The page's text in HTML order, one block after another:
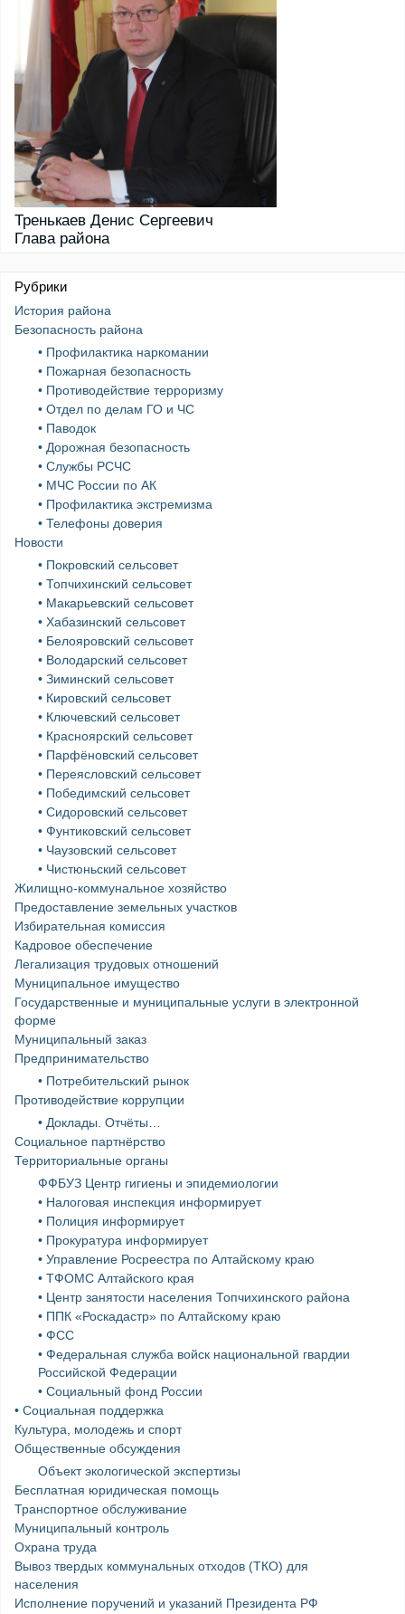
Тренькаев Денис Сергеевич
Глава района
Рубрики
История района
Безопасность района
• Профилактика наркомании
• Пожарная безопасность
• Противодействие терроризму
• Отдел по делам ГО и ЧС
• Паводок
• Дорожная безопасность
• Службы РСЧС
• МЧС России по АК
• Профилактика экстремизма
• Телефоны доверия
Новости
• Покровский сельсовет
• Топчихинский сельсовет
• Макарьевский сельсовет
• Хабазинский сельсовет
• Белояровский сельсовет
• Володарский сельсовет
• Зиминский сельсовет
• Кировский сельсовет
• Ключевский сельсовет
• Красноярский сельсовет
• Парфёновский сельсовет
• Переясловский сельсовет
• Победимский сельсовет
• Сидоровский сельсовет
• Фунтиковский сельсовет
• Чаузовский сельсовет
• Чистюньский сельсовет
Жилищно-коммунальное хозяйство
Предоставление земельных участков
Избирательная комиссия
Кадровое обеспечение
Легализация трудовых отношений
Муниципальное имущество
Государственные и муниципальные услуги в электронной
форме
Муниципальный заказ
Предпринимательство
• Потребительский рынок
Противодействие коррупции
• Доклады. Отчёты…
Социальное партнёрство
Территориальные органы
ФФБУЗ Центр гигиены и эпидемиологии
• Налоговая инспекция информирует
• Полиция информирует
• Прокуратура информирует
• Управление Росреестра по Алтайскому краю
• ТФОМС Алтайского края
• Центр занятости населения Топчихинского района
• ППК «Роскадастр» по Алтайскому краю
• ФСС
• Федеральная служба войск национальной гвардии
Российской Федерации
• Социальный фонд России
• Социальная поддержка
Культура, молодежь и спорт
Общественные обсуждения
Объект экологической экспертизы
Бесплатная юридическая помощь
Транспортное обслуживание
Муниципальный контроль
Охрана труда
Вывоз твердых коммунальных отходов (ТКО) для
населения
Исполнение поручений и указаний Президента РФ